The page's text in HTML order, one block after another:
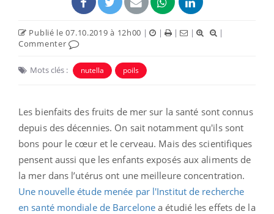
Publié le 07.10.2019 à 12h00 | | | |
|
Commenter
Mots clés : nutella poils
Les bienfaits des fruits de mer sur la santé sont connus
depuis des décennies. On sait notamment qu'ils sont
bons pour le cœur et le cerveau. Mais des scientifiques
pensent aussi que les enfants exposés aux aliments de
la mer dans l’utérus ont une meilleure concentration.
Une nouvelle étude menée par l'Institut de recherche
en santé mondiale de Barcelone a étudié les effets de la